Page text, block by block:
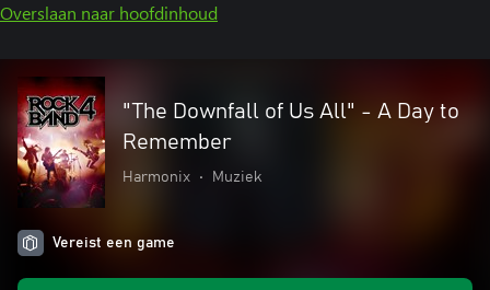
Overslaan naar hoofdinhoud
"The Downfall of Us All" - A Day to
Remember
Harmonix • Muziek
Vereist een game